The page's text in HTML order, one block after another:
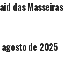
das Masseiras
de 2025